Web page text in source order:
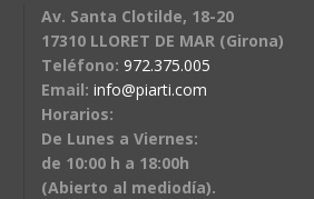
Av. Santa Clotilde, 18-20
17310 LLORET DE MAR (Girona)
Teléfono: 972.375.005
Email: info@piarti.com
Horarios:
De Lunes a Viernes:
de 10:00 h a 18:00h
(Abierto al mediodía).